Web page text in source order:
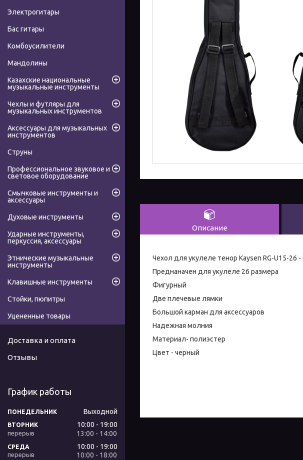
Описание
Чехол для укулеле тенор Kaysen RG-U15-
Преднаначен для укулеле 26 размера
Фигурный
Две плечевые лямки
Большой карман для аксессуаров
Надежная молния
Материал- полиэстер
Цвет - черный
Электрогитары
Бас гитары
Комбоусилители
Мандолины
Казахские национальные
музыкальные инструменты
Чехлы и футляры для
музыкальных инструментов
Аксессуары для музыкальных
инструментов
Струны
Профессиональное звуковое и
световое оборудование
Смычковые инструменты и
аксессуары
Духовые инструменты
Ударные инструменты,
перкуссия, аксессуары
Этнические музыкальные
инструменты
Клавишные инструменты
Стойки, пюпитры
Уцененные товары
Доставка и оплата
Отзывы
График работы
ПОНЕДЕЛЬНИК Выходной
ВТОРНИК 10:00
19:00
13:00
14:00
СРЕДА 10:00
19:00
10:00
18:00